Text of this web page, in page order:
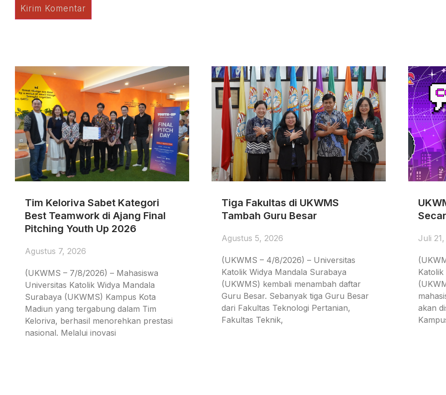
Tim Keloriva Sabet Kategori
Best Teamwork di Ajang Final
Pitching Youth Up 2026
Agustus 7, 2026
(UKWMS – 7/8/2026) – Mahasiswa
Universitas Katolik Widya Mandala
Surabaya (UKWMS) Kampus Kota
Madiun yang tergabung dalam Tim
Keloriva, berhasil menorehkan prestasi
nasional. Melalui inovasi
Tiga Fakultas di UKWMS
Tambah Guru Besar
Agustus 5, 2026
(UKWMS – 4/8/2026) – Universitas
Katolik Widya Mandala Surabaya
(UKWMS) kembali menambah daftar
Guru Besar. Sebanyak tiga Guru Besar
dari Fakultas Teknologi Pertanian,
Fakultas Teknik,
Juli
akan